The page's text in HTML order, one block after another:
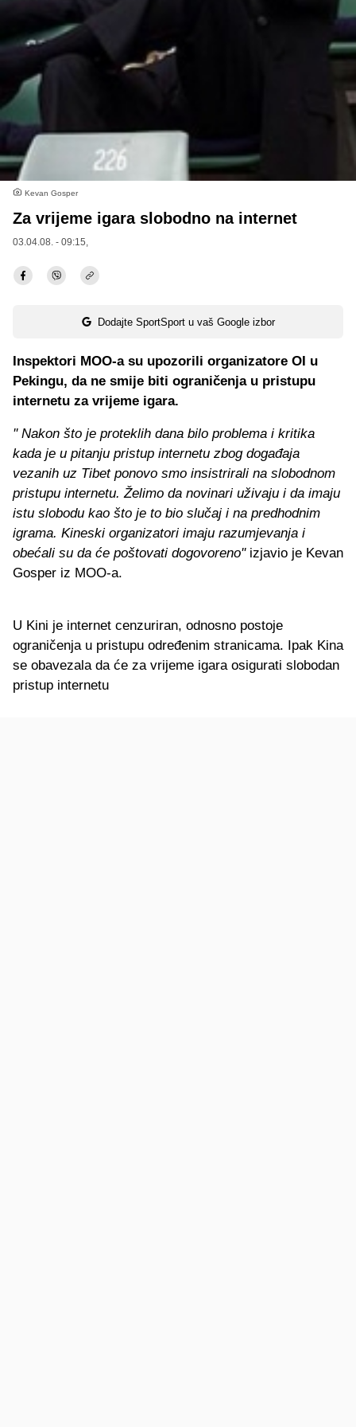
Kevan Gosper
Za vrijeme igara slobodno na internet
03.04.08. - 09:15,
Dodajte SportSport u vaš Google izbor
Inspektori MOO-a su upozorili organizatore OI u
Pekingu, da ne smije biti ograničenja u pristupu
internetu za vrijeme igara.
'' Nakon što je proteklih dana bilo problema i kritika
kada je u pitanju pristup internetu zbog događaja
vezanih uz Tibet ponovo smo insistrirali na slobodnom
pristupu internetu. Želimo da novinari uživaju i da imaju
istu slobodu kao što je to bio slučaj i na predhodnim
igrama. Kineski organizatori imaju razumjevanja i
obećali su da će poštovati dogovoreno''izjavio je Kevan
Gosper iz MOO-a.
U Kini je internet cenzuriran, odnosno postoje
ograničenja u pristupu određenim stranicama. Ipak Kina
se obavezala da će za vrijeme igara osigurati slobodan
pristup internetu